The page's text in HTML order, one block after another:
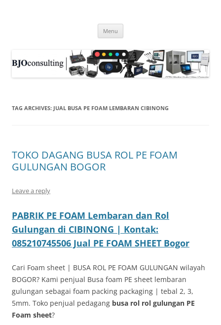
produk nirkabel wireless video
HDMI, CCTV . . .
Menu
TAG ARCHIVES: JUAL BUSA PE FOAM LEMBARAN CIBINONG
TOKO DAGANG BUSA ROL PE FOAM
GULUNGAN BOGOR
Leave a reply
PABRIK PE FOAM Lembaran dan Rol
Gulungan di CIBINONG | Kontak:
085210745506 Jual PE FOAM SHEET Bogor
Cari Foam sheet | BUSA ROL PE FOAM GULUNGAN wilayah
BOGOR? Kami penjual Busa foam PE sheet lembaran
gulungan sebagai foam packing packaging | tebal 2, 3,
5mm. Toko penjual pedagang busa rol rol gulungan PE
Foam sheet?